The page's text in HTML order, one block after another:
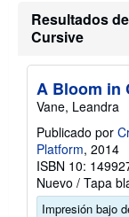
Resultados
Cursive
A Bloom in
Vane, Leandra
Publicado por
Platform, 2014
ISBN 10:
Nuevo / Tapa
Impresión bajo